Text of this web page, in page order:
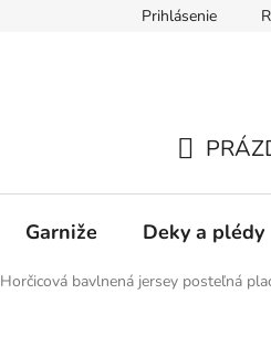
Prihlásenie
KOŠÍK
Garniže Deky a plédy
Horčicová bavlnená jersey posteľná